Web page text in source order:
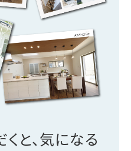
と、気になる